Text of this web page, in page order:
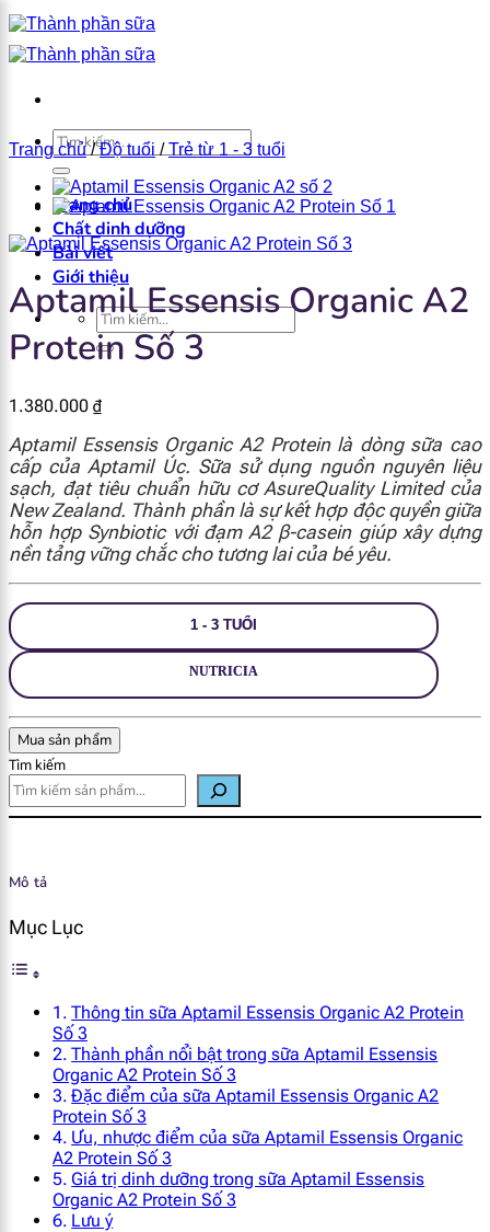
Bỏ
qua
nội
Tìm
kiếm:
Trang chủ
Chất dinh dưỡng
Bài viết
Giới thiệu
Tìm
kiếm:
Trang chủ / Độ tuổi / Trẻ từ 1 - 3 tuổi
Aptamil Essensis Organic A2
Protein Số 3
1.380.000 ₫
Aptamil Essensis Organic A2 Protein là dòng sữa cao
cấp của Aptamil Úc. Sữa sử dụng nguồn nguyên liệu
sạch, đạt tiêu chuẩn hữu cơ AsureQuality Limited của
New Zealand. Thành phần là sự kết hợp độc quyền giữa
hỗn hợp Synbiotic với đạm A2 β-casein giúp xây dựng
nền tảng vững chắc cho tương lai của bé yêu.
1 - 3 TUỔI
NUTRICIA
Mua sản phẩm
Tìm kiếm
Mô tả
Mục Lục
Thông tin sữa Aptamil Essensis Organic A2 Protein
Số 3
Thành phần nổi bật trong sữa Aptamil Essensis
Organic A2 Protein Số 3
Đặc điểm của sữa Aptamil Essensis Organic A2
Protein Số 3
Ưu, nhược điểm của sữa Aptamil Essensis Organic
A2 Protein Số 3
Giá trị dinh dưỡng trong sữa Aptamil Essensis
Organic A2 Protein Số 3
Lưu ý